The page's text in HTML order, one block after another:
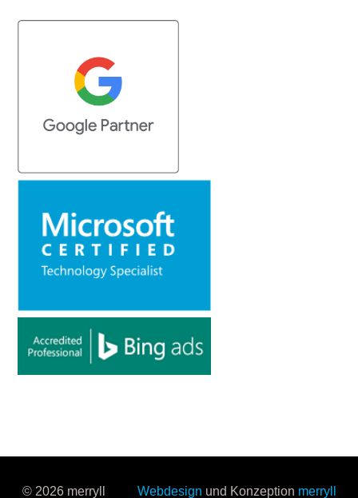
© 2026 merryll Webdesign und Konzeption merryll